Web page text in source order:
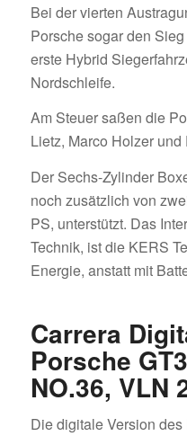
Bei der vierten
Porsche sogar den
erste Hybrid
Nordschleife.
Am Steuer saßen die
Lietz, Marco Holzer und
Der Sechs-Zylinder
noch zusätzlich von
PS, unterstützt. Das
Technik, ist die KERS
Energie, anstatt mit
Carrera
Porsche
NO.36, VLN
Die digitale Version